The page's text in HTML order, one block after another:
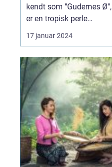
kendt som "Gudernes Ø",
er en tropisk perle
beliggende i det østlige
Indonesien. Denne
besøgende fra hele
verden med sin unikke
kultur, fantastiske
strande og pulserende
atmosfære. Hvis du er
en eventy...
17 januar 2024